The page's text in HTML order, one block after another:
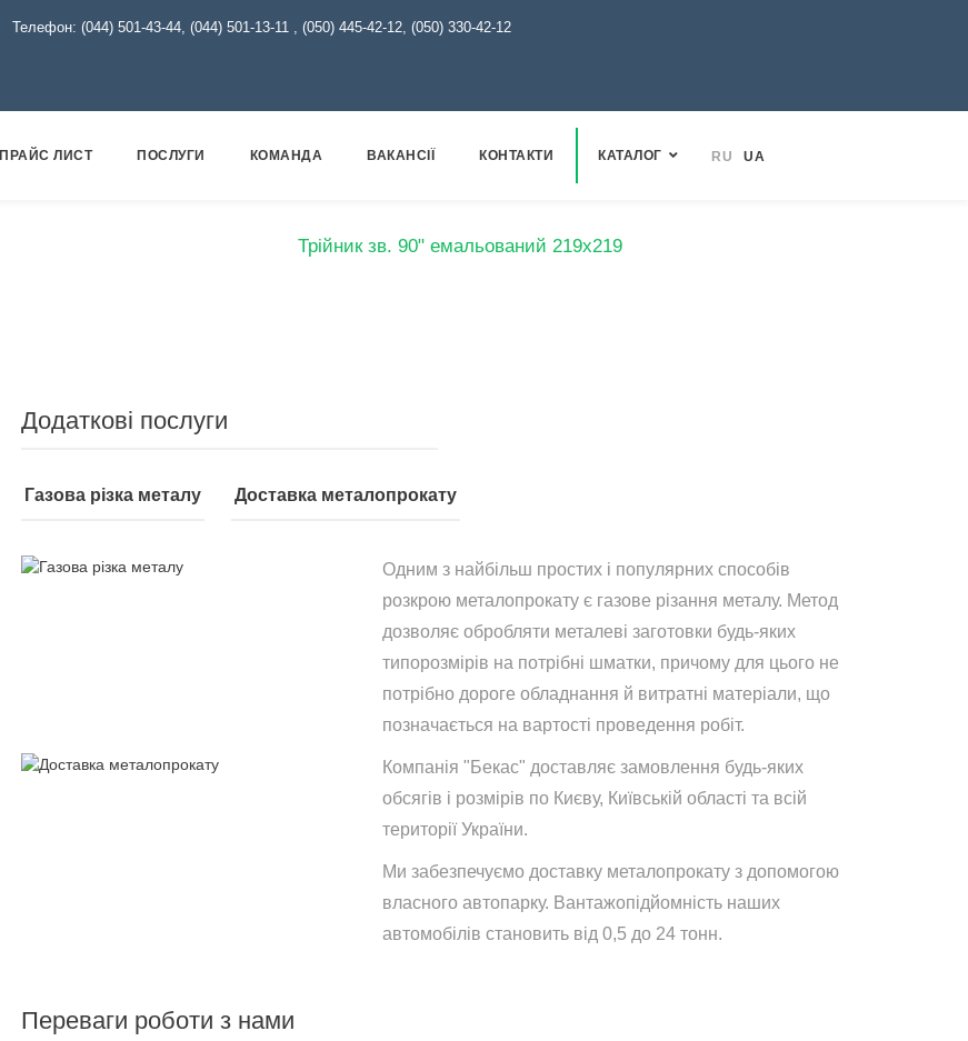
Телефон: (044) 501-43-44, (044) 501-13-11 , (050) 445-42-12, (050) 330-42-12
ПРАЙС ЛИСТ ПОСЛУГИ КОМАНДА ВАКАНСІЇ КОНТАКТИ КАТАЛОГ RU UA
Трійник зв. 90" емальований 219х219
Додаткові послуги
Газова різка металу Доставка металопрокату
Одним з найбільш простих і популярних способів
розкрою металопрокату є газове різання металу. Метод
дозволяє обробляти металеві заготовки будь-яких
типорозмірів на потрібні шматки, причому для цього не
потрібно дороге обладнання й витратні матеріали, що
позначається на вартості проведення робіт.
Компанія "Бекас" доставляє замовлення будь-яких
обсягів і розмірів по Києву, Київській області та всій
території України.
Ми забезпечуємо доставку металопрокату з допомогою
власного автопарку. Вантажопідйомність наших
автомобілів становить від 0,5 до 24 тонн.
Переваги роботи з нами